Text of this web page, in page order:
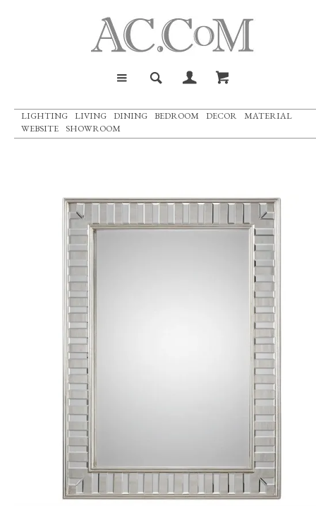
LIGHTING LIVING DINING BEDROOM DECOR
MATERIAL
WEBSITE
SHOWROOM